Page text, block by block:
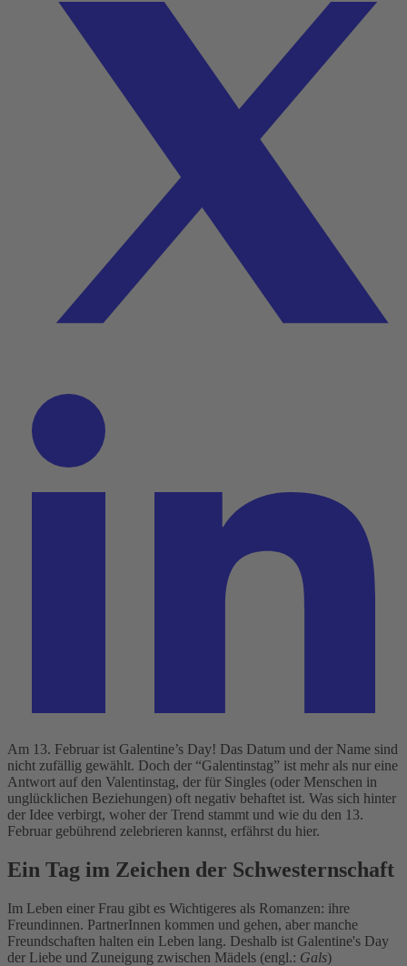
Am 13. Februar ist Galentine’s Day! Das Datum und der Name sind
nicht zufällig gewählt. Doch der “Galentinstag” ist mehr als nur eine
Antwort auf den Valentinstag, der für Singles (oder Menschen in
unglücklichen Beziehungen) oft negativ behaftet ist. Was sich hinter
der Idee verbirgt, woher der Trend stammt und wie du den 13.
Februar gebührend zelebrieren kannst, erfährst du hier.
Ein Tag im Zeichen der Schwesternschaft
Im Leben einer Frau gibt es Wichtigeres als Romanzen: ihre
Freundinnen. PartnerInnen kommen und gehen, aber manche
Freundschaften halten ein Leben lang. Deshalb ist Galentine's Day
der Liebe und Zuneigung zwischen Mädels (engl.: Gals)